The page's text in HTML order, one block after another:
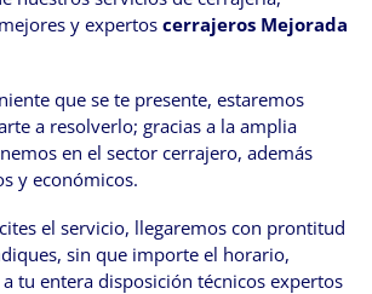
y expertos cerrajeros Mejorada
que se te presente, estaremos
a resolverlo; gracias a la amplia
en el sector cerrajero, además
y económicos.
el servicio, llegaremos con prontitud
sin que importe el horario,
tu entera disposición técnicos expertos